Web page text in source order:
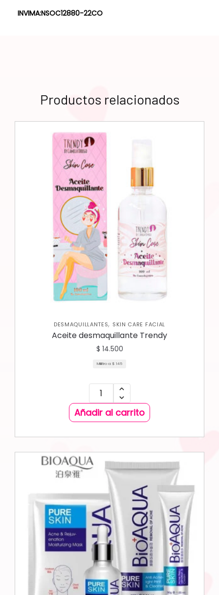
INVIMA:NSOC12880-22CO
Productos relacionados
DESMAQUILLANTES, SKIN CARE FACIAL
Aceite desmaquillante Trendy
$ 14.500
Mililitro a: $ 145
Añadir al carrito